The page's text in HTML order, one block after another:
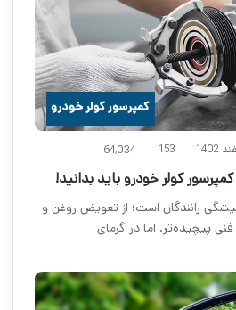
153
64,034
کولر خودرو باید بدانید!
رانندگان است؛ از تعویض روغن و
پیچیده‌تر. اما در گرمای